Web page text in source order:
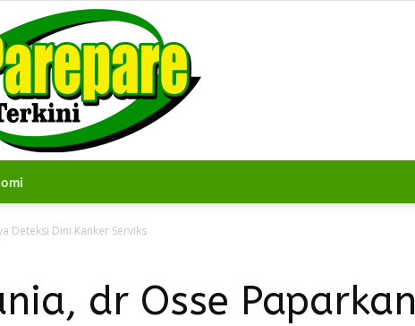
Deteksi Dini Kanker Serviks
dr Osse Paparkan